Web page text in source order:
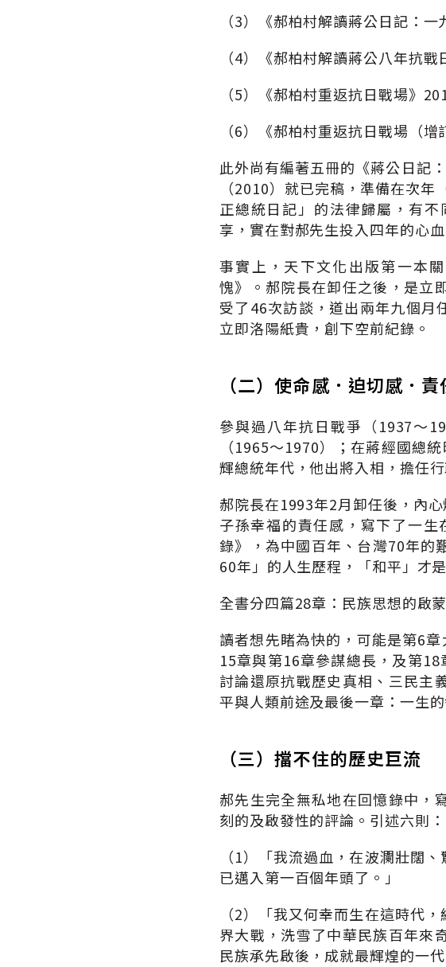
（3）《郝柏村解讀蔣公日記：
（4）《郝柏村解讀蔣公八年抗
（5）《郝柏村重返抗日戰場》
（6）《郝柏村重返抗日戰場（
此外尚有編著五冊的《蔣公日記
（2010）就已完稿，準備在次
正總統日記」的法律歸屬，有
享，實在對郝先生投入四年的心
事實上，天下文化出版第一本
愧》。郝院長在卸任之後，是立
受了46次訪談，道出兩年九個月
立即洛陽紙貴，創下空前紀錄。
（二）使命感．迫切感．
參與過八年抗日戰爭（1937～
（1965～1970）；在蔣經國總
輝總統年代，他出將入相，擔任
郝院長在1993年2月卸任後，內
子孫幸福的責任感，寫下了一
錄》，為中國百年、台灣70年的
60年」的人生歷程，「和平」才
全書分四篇28章：民族思想的啟
讀者想先睹為快的，可能是第6
15章與第16章參謀總長，及第
討論還原抗戰歷史真相、三民主
平與人類前途及最後一章：一生的
（三）擋不住的歷史巨流
郝先生完全無私地在回憶錄中，
刻的及啟發性的評論。引述六則：
（1）「我流過血，在波瀾壯闊
已邁入第一百個年頭了。」
（2）「我又何幸而生在這時代
界大戰，洗雪了中華民族百年來
民族承先啟後，成就最輝煌的一